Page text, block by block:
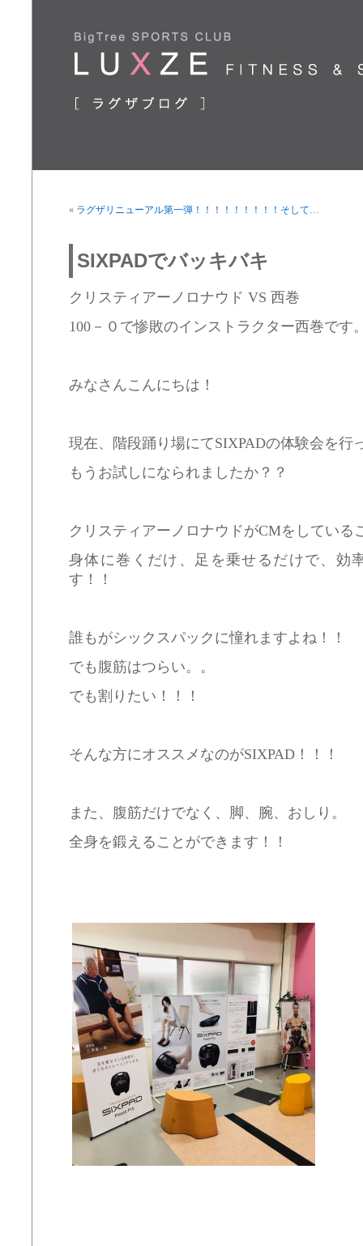
« ラグザリニューアル第一弾！！！！！！！！！そして…
SIXPADでバッキバキ
クリスティアーノロナウド VS 西巻
100－０で惨敗のインストラクター西巻です
みなさんこんにちは！
現在、階段踊り場にてSIXPADの体験会を行
もうお試しになられましたか？？
クリスティアーノロナウドがCMをしている
身体に巻くだけ、足を乗せるだけで、効
す！！
誰もがシックスパックに憧れますよね！！
でも腹筋はつらい。。
でも割りたい！！！
そんな方にオススメなのがSIXPAD！！！
また、腹筋だけでなく、脚、腕、おしり。
全身を鍛えることができます！！